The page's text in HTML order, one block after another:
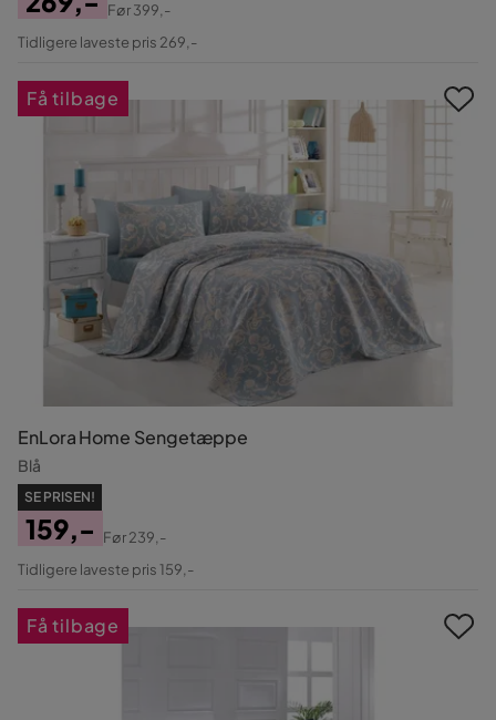
Pris
Original
Før399,-
Tidligere laveste pris 269,-
EnLora Home Sengetæppe
Blå
SE PRISEN!
Pris
159,-
Original
Før239,-
Tidligere laveste pris 159,-
Få tilbage
Få tilbage